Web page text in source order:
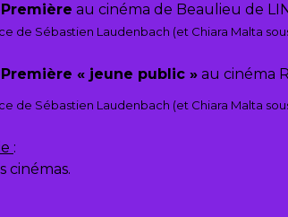
au cinéma de Beaulieu de
de Sébastien Laudenbach (et Chiara Malta
« jeune public » au cinéma
de Sébastien Laudenbach (et Chiara Malta
:
cinémas.